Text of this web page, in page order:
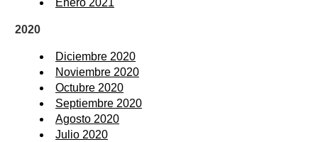
Enero 2021
2020
Diciembre 2020
Noviembre 2020
Octubre 2020
Septiembre 2020
Agosto 2020
Julio 2020